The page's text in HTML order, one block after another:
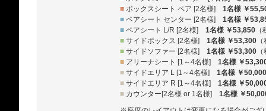
■ ボックスシート ペア [2名様] 1名様 ￥
■ ペアシート センター [2名様] 1名様 ￥
■ ペアシート L/R [2名様] 1名様 ￥53,850
■ サイドボックス [2名様] 1名様 ￥53,300
■ サイドソファー [2名様] 1名様 ￥53,300
■ アリーナシート [1～4名様] 1名様 ￥
■ サイドエリア L [1～4名様] 1名様 ￥50,000
■ サイドエリア R [1～4名様] 1名様 ￥
■ カウンター[2名様 or 1名様] 1名様 ￥